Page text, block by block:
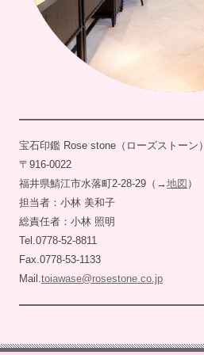
宝石印鑑 Rose stone（ローズストーン）
〒916-0022
福井県鯖江市水落町2-28-29（→地図 ）
担当者：小林 美和子
総責任者：小林 照明
Tel.0778-52-8811
Fax.0778-53-1133
Mail. toiawase@rosestone.co.jp